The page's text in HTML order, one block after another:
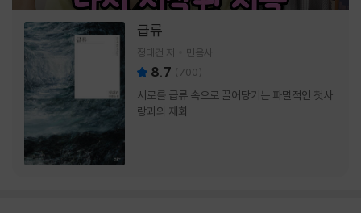
급류
정대건 저 민음사
8.7 (700)
서로를 급류 속으로 끌어당기는 파멸적인 첫사
랑과의 재회